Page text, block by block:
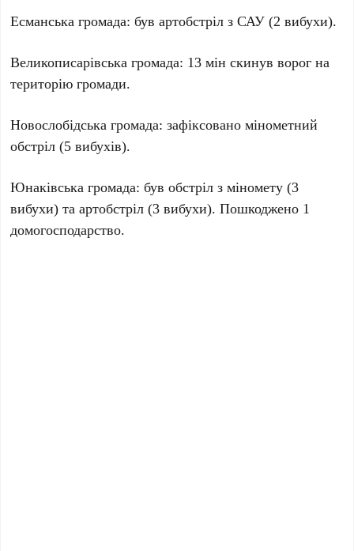
Есманська громада: був артобстріл з САУ (2 вибухи).
Великописарівська громада: 13 мін скинув ворог на
територію громади.
Новослобідська громада: зафіксовано мінометний
обстріл (5 вибухів).
Юнаківська громада: був обстріл з міномету (3
вибухи) та артобстріл (3 вибухи). Пошкоджено 1
домогосподарство.